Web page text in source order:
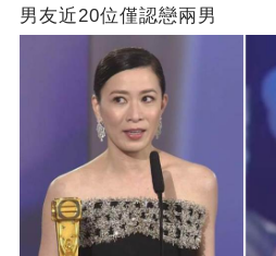
男友近20位僅認戀兩男